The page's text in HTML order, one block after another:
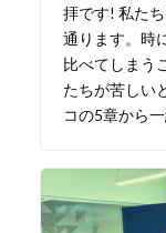
拝です! 私た
通ります。時
比べてしまう
たちが苦しい
コの5章から